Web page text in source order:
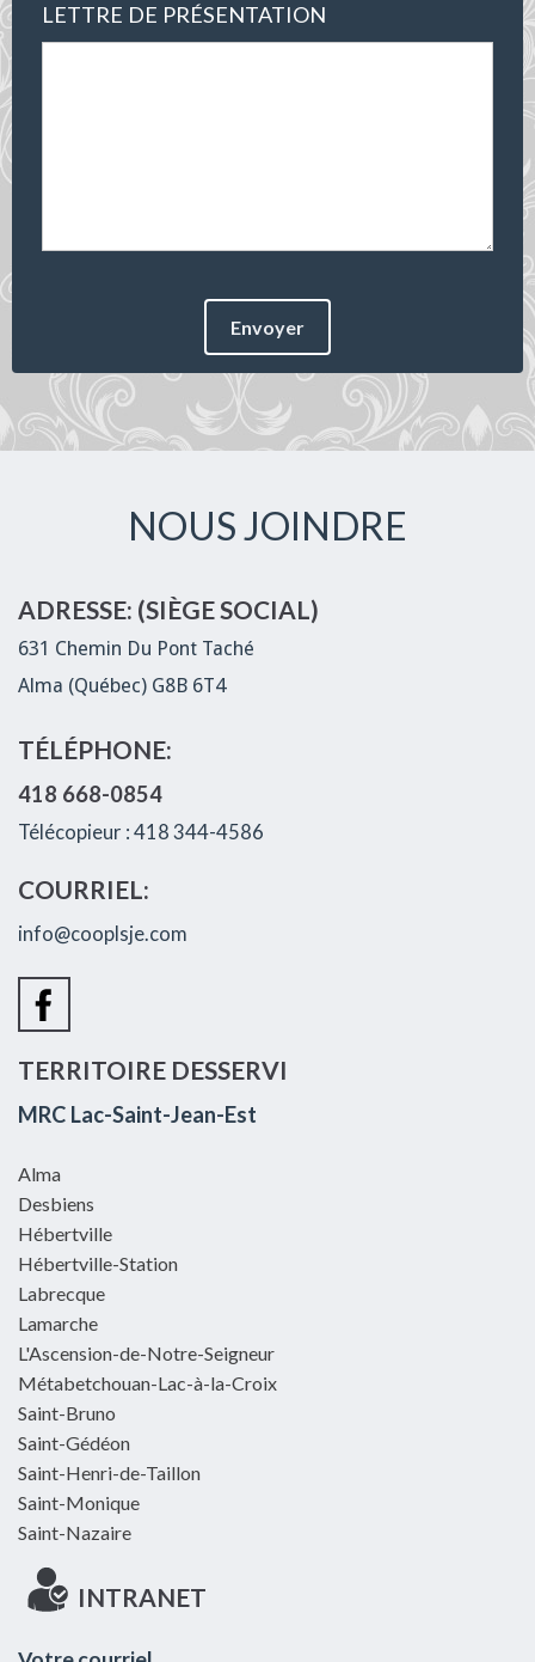
LETTRE DE PRÉSENTATION
Envoyer
NOUS JOINDRE
ADRESSE: (SIÈGE SOCIAL)
631 Chemin Du Pont Taché
Alma (Québec) G8B 6T4
TÉLÉPHONE:
418 668-0854
Télécopieur : 418 344-4586
COURRIEL:
info@cooplsje.com
TERRITOIRE DESSERVI
MRC Lac-Saint-Jean-Est
Alma
Desbiens
Hébertville
Hébertville-Station
Labrecque
Lamarche
L'Ascension-de-Notre-Seigneur
Métabetchouan-Lac-à-la-Croix
Saint-Bruno
Saint-Gédéon
Saint-Henri-de-Taillon
Saint-Monique
Saint-Nazaire
INTRANET